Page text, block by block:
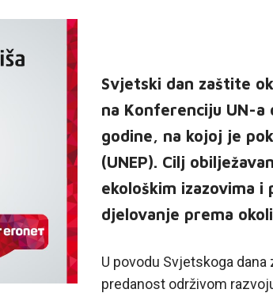
Svjetski dan zaštite
na Konferenciju UN-a
godine, na kojoj je
(UNEP). Cilj
ekološkim izazovima i
djelovanje prema
U povodu Svjetskoga
predanost održivom